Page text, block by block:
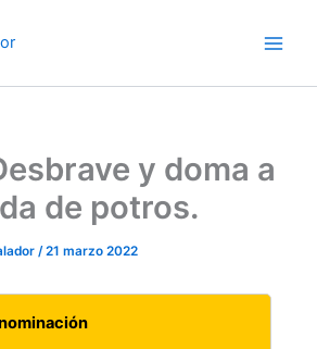
y doma a
de potros.
/21 marzo 2022